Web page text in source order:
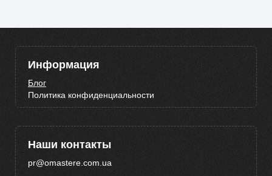
Информация
Блог
Политика конфиденциальности
Наши контакты
pr@omastere.com.ua